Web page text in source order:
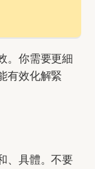
。你需要更細
有效化解緊
、具體。不要